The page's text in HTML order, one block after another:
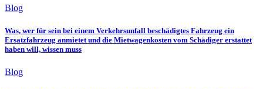
Blog
Was, wer für sein bei einem Verkehrsunfall beschädigtes Fahrzeug ein
Ersatzfahrzeug anmietet und die Mietwagenkosten vom Schädiger erstattet
haben will, wissen muss
Blog